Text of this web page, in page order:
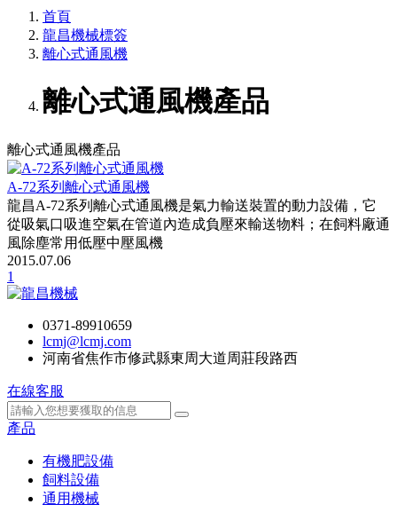
首頁
龍昌機械標簽
離心式通風機
離心式通風機產品
離心式通風機產品
A-72系列離心式通風機
龍昌A-72系列離心式通風機是氣力輸送裝置的動力設備，它
從吸氣口吸進空氣在管道內造成負壓來輸送物料；在飼料廠通
風除塵常用低壓中壓風機
2015.07.06
1
0371-89910659
lcmj@lcmj.com
河南省焦作市修武縣東周大道周莊段路西
在線客服
產品
有機肥設備
飼料設備
通用機械